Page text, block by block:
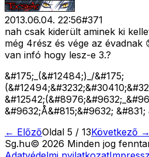
2013.06.04. 22:56#371
nah csak kiderült aminek ki
még 4rész és vége az évadnak
van infó hogy lesz-e 3.?
&#175;_(&#12484;)_/&#175;
&#9632;Å&#815;&#9632; &#831;
← ElőzőOldal 5 / 13Következő →
Sg.hu© 2026 Minden jog